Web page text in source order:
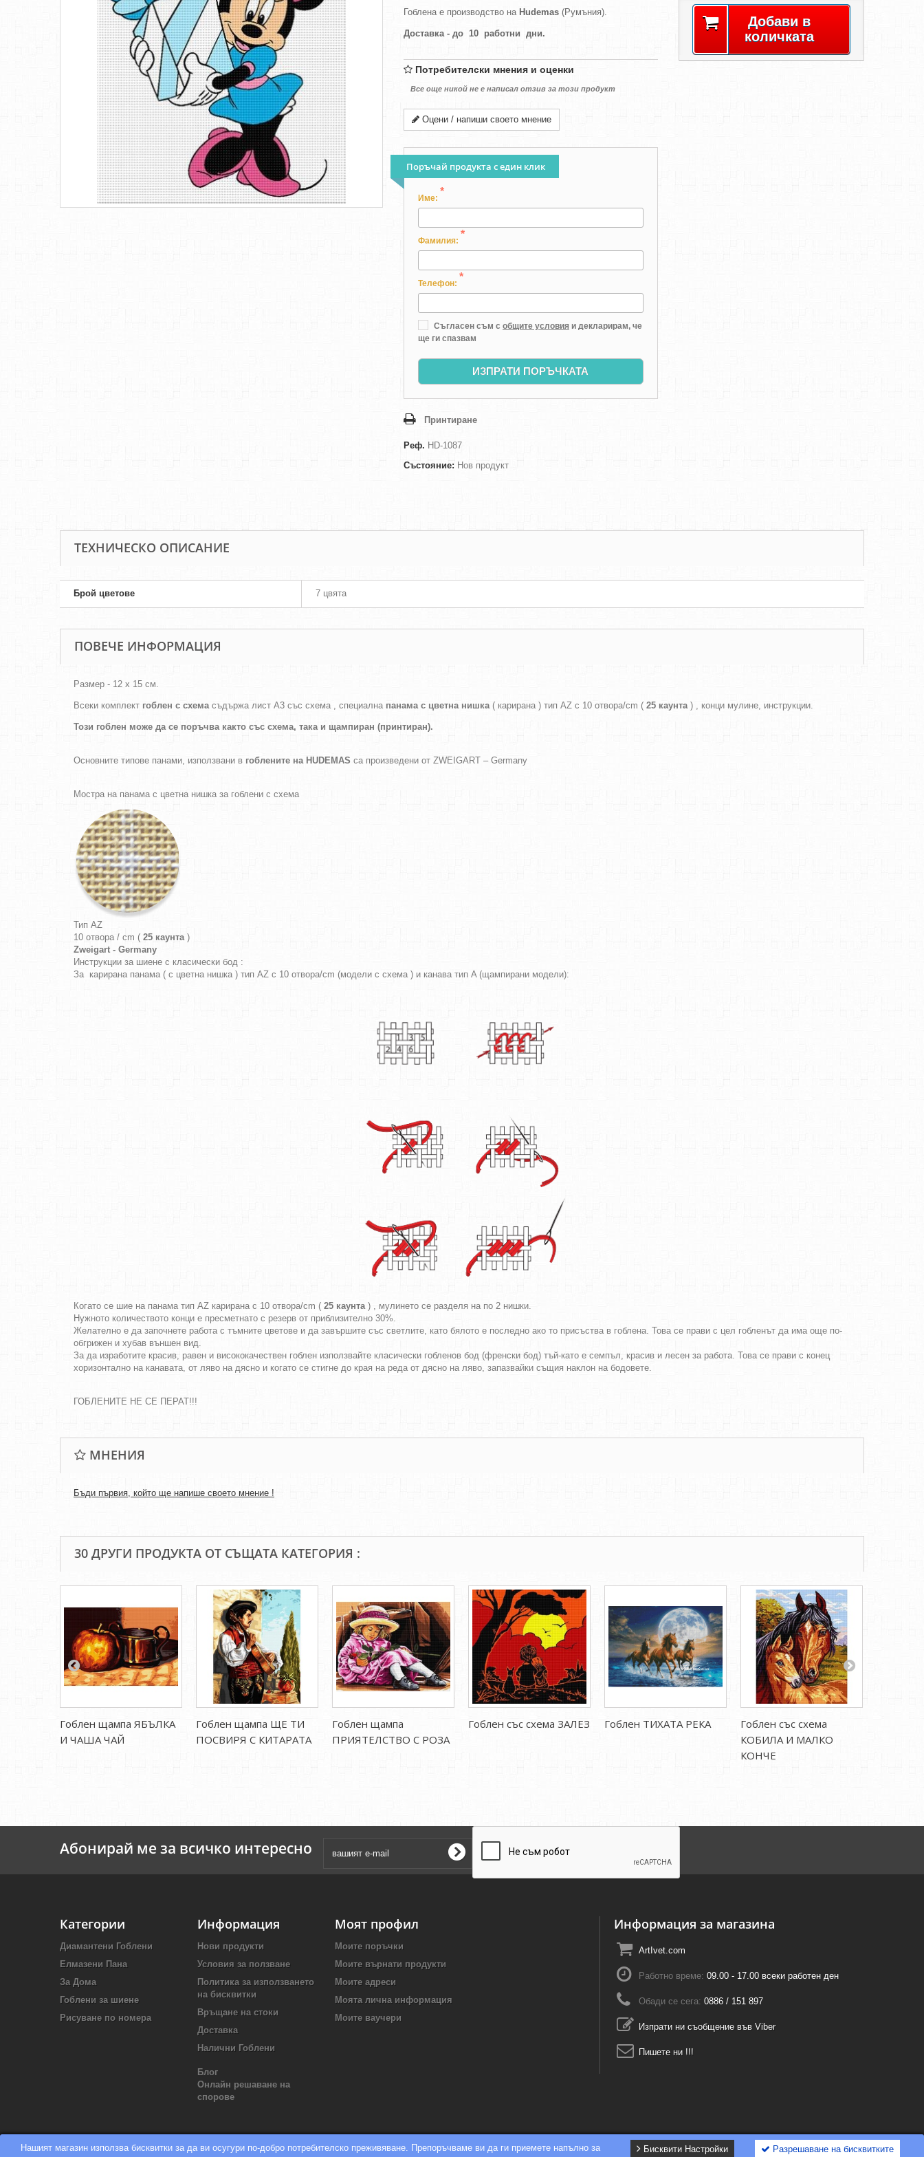
Нашият магазин използва бисквитки за да ви осугури по-добро потребителско преживяване. Препоръчваме ви да ги приемете напълно за
Разрешаване на бисквитките
Бисквити Настройки
Гоблена е производство на Hudemas (Румъния).
Доставка - до 10 работни дни.
Потребителски мнения и оценки
Все още никой не е написал отзив за този продукт
Оцени / напиши своето мнение
Поръчай продукта с един клик
Име:
*
Фамилия:
*
Телефон:
*
Съгласен съм с общите условия и декларирам, че
ще ги спазвам
ИЗПРАТИ ПОРЪЧКАТА
Принтиране
Реф. HD-1087
Състояние: Нов продукт
Добави в
количката
ТЕХНИЧЕСКО ОПИСАНИЕ
Брой цветове 7 цвята
ПОВЕЧЕ ИНФОРМАЦИЯ
Размер - 12 х 15 см.
Всеки комплект гоблен с схемасъдържа лист А3 със схема , специална панама с цветна нишка( карирана ) тип AZ с 10 отвора/cm ( 25 каунта) , конци мулине, инструкции.
Този гоблен може да се поръчва както със схема, така и щампиран (принтиран).
Основните типове панами, използвани в гоблените на HUDEMAS са произведени от ZWEIGART – Germany
Мостра на панама с цветна нишка за гоблени с схема
Тип AZ
10 отвора / cm ( 25 каунта)
Zweigart - Germany
Инструкции за шиене с класически бод :
За карирана панама ( с цветна нишка ) тип AZ с 10 отвора/cm (модели с схема ) и канава тип A (щампирани модели):
Когато се шие на панама тип AZ карирана с 10 отвора/cm ( 25 каунта) , мулинето се разделя на по 2 нишки.
Нужното количеството конци е пресметнато с резерв от приблизително 30%.
Желателно е да започнете работа с тъмните цветове и да завършите със светлите, като бялото е последно ако то присъства в гоблена. Това се прави с цел гобленът да има още по-
обгрижен и хубав външен вид.
За да изработите красив, равен и висококачествен гоблен използвайте класически гобленов бод (френски бод) тъй-като е семпъл, красив и лесен за работа. Това се прави с конец
хоризонтално на канавата, от ляво на дясно и когато се стигне до края на реда от дясно на ляво, запазвайки същия наклон на бодовете.
ГОБЛЕНИТЕ НЕ СЕ ПЕРАТ!!!
МНЕНИЯ
Бъди първия, който ще напише своето мнение !
30 ДРУГИ ПРОДУКТА ОТ СЪЩАТА КАТЕГОРИЯ :
Гоблен щампа ЯБЪЛКА
И ЧАША ЧАЙ
Гоблен щампа ЩЕ ТИ
ПОСВИРЯ С КИТАРАТА
Гоблен щампа
ПРИЯТЕЛСТВО С РОЗА
Гоблен със схема ЗАЛЕЗ Гоблен ТИХАТА РЕКА
Гоблен със схема
КОБИЛА И МАЛКО
КОНЧЕ
Абонирай ме за всичко интересно
Категории
Диамантени Гоблени
Елмазени Пана
За Дома
Гоблени за шиене
Рисуване по номера
Информация
Нови продукти
Условия за ползване
Политика за използването
на бисквитки
Връщане на стоки
Доставка
Налични Гоблени
Блог
Онлайн решаване на
спорове
Моят профил
Моите поръчки
Моите върнати продукти
Моите адреси
Моята лична информация
Моите ваучери
Информация за магазина
ArtIvet.com
Работно време: 09.00 - 17.00 всеки работен ден
Обади се сега: 0886 / 151 897
Изпрати ни съобщение във Viber
Пишете ни !!!